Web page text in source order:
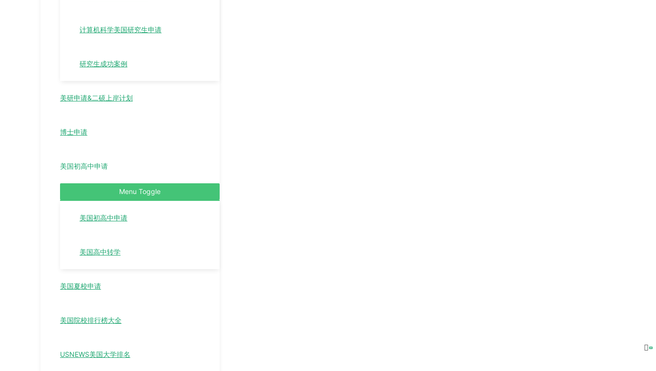
计算机科学美国研究生申请
研究生成功案例
美研申请&二硕上岸计划
博士申请
美国初高中申请
Menu Toggle
美国初高中申请
美国高中转学
美国夏校申请
美国院校排行榜大全
USNEWS美国大学排名